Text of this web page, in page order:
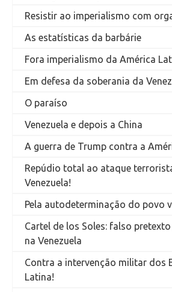
Resistir ao imperialismo com
As estatísticas da barbárie
Fora imperialismo da América
Em defesa da soberania da
O paraíso
Venezuela e depois a China
A guerra de Trump contra a
Repúdio total ao ataque
Venezuela!
Pela autodeterminação do povo
Cartel de los Soles: falso
na Venezuela
Contra a intervenção militar dos
Latina!